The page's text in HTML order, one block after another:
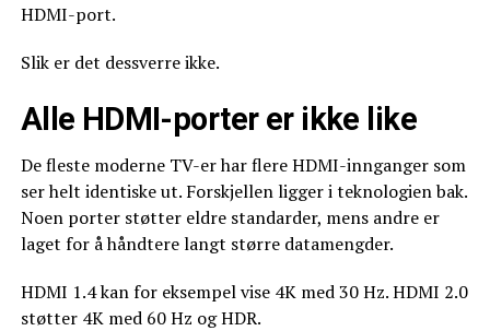
HDMI-port.
Slik er det dessverre ikke.
Alle HDMI-porter er ikke like
De fleste moderne TV-er har flere HDMI-innganger som
ser helt identiske ut. Forskjellen ligger i teknologien bak.
Noen porter støtter eldre standarder, mens andre er
laget for å håndtere langt større datamengder.
HDMI 1.4 kan for eksempel vise 4K med 30 Hz. HDMI 2.0
støtter 4K med 60 Hz og HDR.